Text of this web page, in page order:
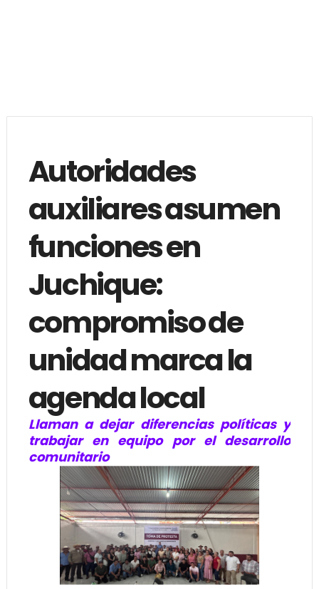
Autoridades
auxiliares asumen
funciones en
Juchique:
compromiso de
unidad marca la
agenda local
Llaman a dejar diferencias políticas y
trabajar en equipo por el desarrollo
comunitario